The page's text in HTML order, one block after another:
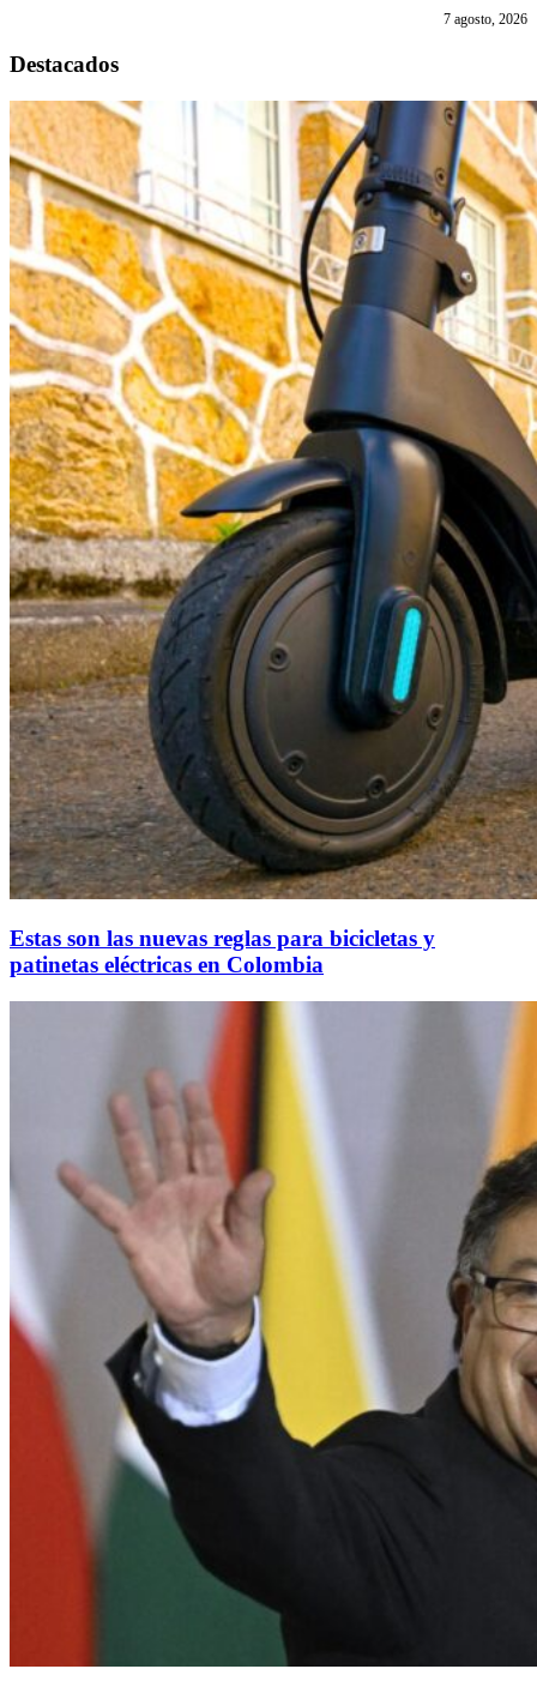
7 agosto, 2026
Destacados
Estas son las nuevas reglas para bicicletas y
patinetas eléctricas en Colombia